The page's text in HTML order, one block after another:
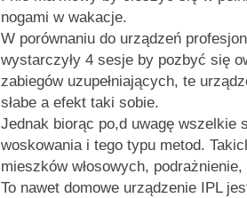
nogami w wakacje.
W porównaniu do urządzeń
wystarczyły 4 sesje by pozbyć się
zabiegów uzupełniających, te
słabe a efekt taki sobie.
Jednak biorąc po,d uwagę wszelkie
woskowania i tego typu metod.
mieszków włosowych,
To nawet domowe urządzenie IPL